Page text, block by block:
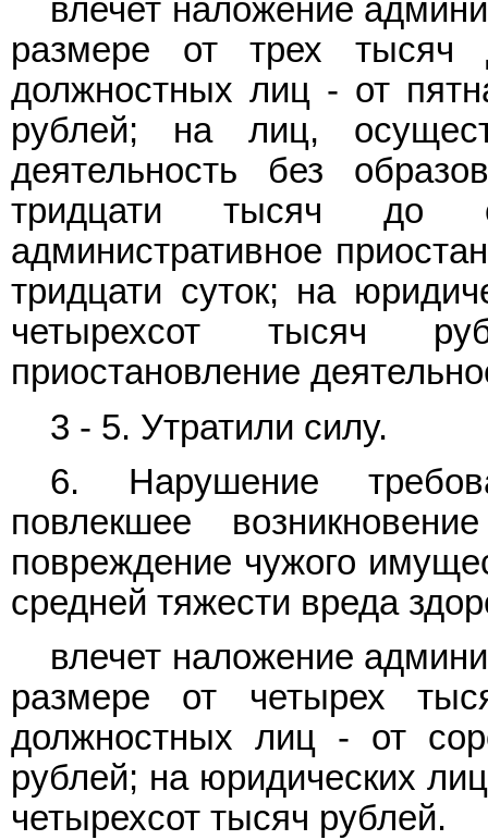
влечет наложение
размере от трех
должностных лиц - от
рублей; на лиц,
деятельность без
тридцати тысяч до
административное
тридцати суток; на
четырехсот тысяч
приостановление
3 - 5. Утратили силу.
6. Нарушение
повлекшее
повреждение чужого
средней тяжести вреда
влечет наложение
размере от четырех
должностных лиц - от
рублей; на юридических
четырехсот тысяч рублей.